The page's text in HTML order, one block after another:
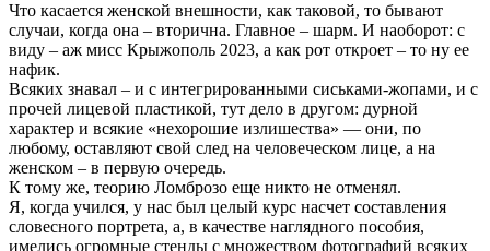
Что касается женской внешности, как таковой, то бывают
случаи, когда она – вторична. Главное – шарм. И наоборот: с
виду – аж мисс Крыжополь 2023, а как рот откроет – то ну ее
нафик.
Всяких знавал – и с интегрированными сиськами-жопами, и с
прочей лицевой пластикой, тут дело в другом: дурной
характер и всякие «нехорошие излишества» — они, по
любому, оставляют свой след на человеческом лице, а на
женском – в первую очередь.
К тому же, теорию Ломброзо еще никто не отменял.
Я, когда учился, у нас был целый курс насчет составления
словесного портрета, а, в качестве наглядного пособия,
имелись огромные стенды с множеством фотографий всяких